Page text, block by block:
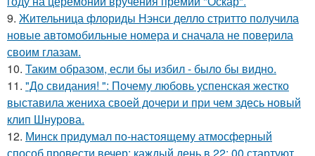
9. Жительница флориды Нэнси делло стритто получила
новые автомобильные номера и сначала не поверила
своим глазам.
10. Таким образом, если бы избил - было бы видно.
11. "До свидания! ": Почему любовь успенская жестко
выставила жениха своей дочери и при чем здесь новый
клип Шнурова.
12. Минск придумал по-настоящему атмосферный